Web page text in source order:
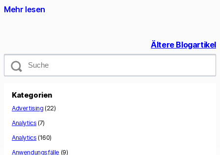
Mehr lesen
Ältere Blogartikel
S
Kategorien
Advertising (22)
Analytics (7)
Analytics (160)
Anwendungsfälle (9)